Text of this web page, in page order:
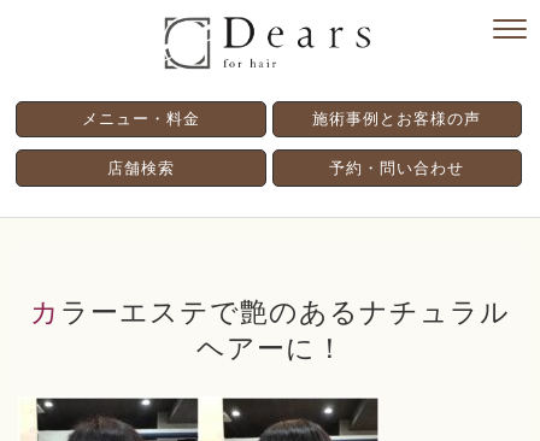
メニュー・料金 施術事例とお客様の声
店舗検索 予約・問い合わせ
カラーエステで艶のあるナチュラル
ヘアーに！